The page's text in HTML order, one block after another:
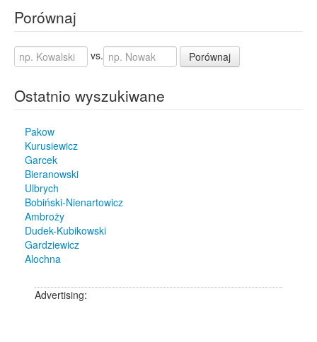
Porównaj
vs. Porównaj
Ostatnio wyszukiwane
Pakow
Kurusiewicz
Garcek
Bieranowski
Ulbrych
Bobiński-Nienartowicz
Ambroży
Dudek-Kubikowski
Gardziewicz
Alochna
Advertising: